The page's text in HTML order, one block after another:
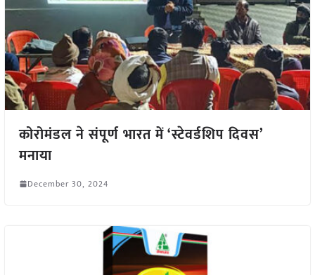
कोरोमंडल ने संपूर्ण भारत में ‘स्टेवर्डशिप दिवस’
मनाया
December 30, 2024